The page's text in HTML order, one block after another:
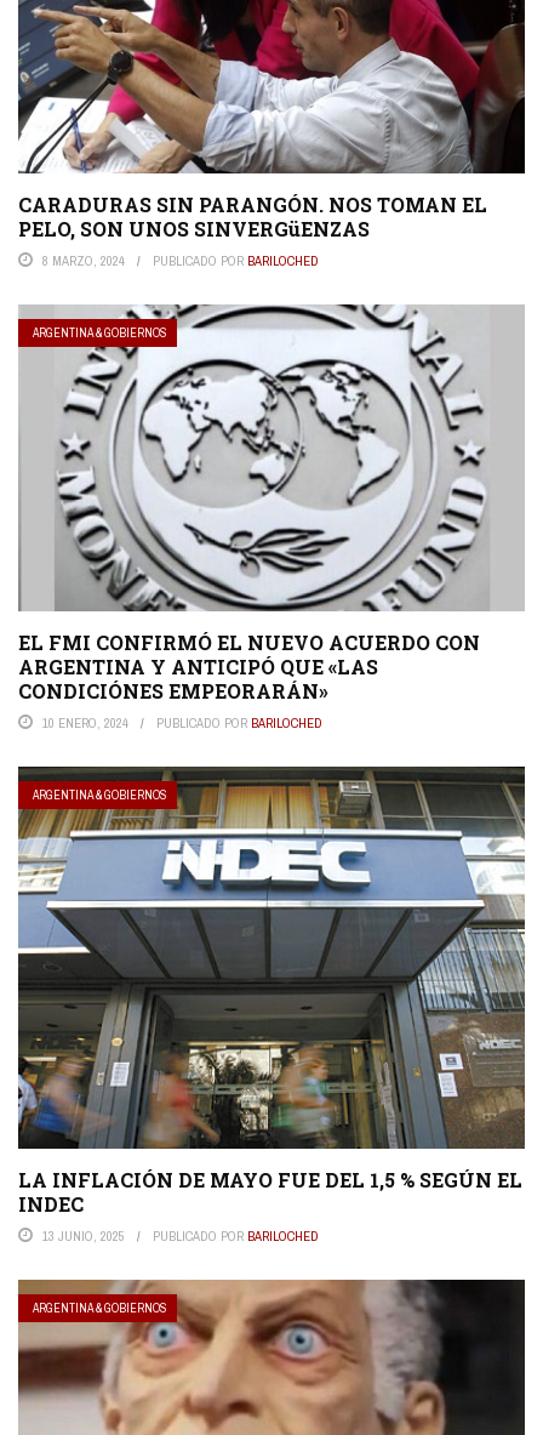
CARADURAS SIN PARANGÓN. NOS TOMAN EL
PELO, SON UNOS SINVERGüENZAS
8 MARZO, 2024 PUBLICADO POR BARILOCHED
ARGENTINA & GOBIERNOS
EL FMI CONFIRMÓ EL NUEVO ACUERDO CON
ARGENTINA Y ANTICIPÓ QUE «LAS
CONDICIÓNES EMPEORARÁN»
10 ENERO, 2024 PUBLICADO POR BARILOCHED
ARGENTINA & GOBIERNOS
LA INFLACIÓN DE MAYO FUE DEL 1,5 % SEGÚN EL
INDEC
13 JUNIO, 2025 PUBLICADO POR BARILOCHED
ARGENTINA & GOBIERNOS